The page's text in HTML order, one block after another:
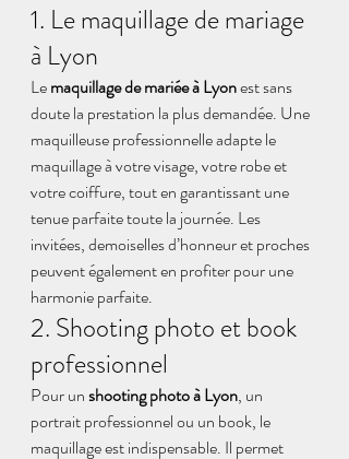
1. Le maquillage de mariage
à Lyon
Le maquillage de mariée à Lyon est sans
doute la prestation la plus demandée. Une
maquilleuse professionnelle adapte le
maquillage à votre visage, votre robe et
votre coiffure, tout en garantissant une
tenue parfaite toute la journée. Les
invitées, demoiselles d’honneur et proches
peuvent également en profiter pour une
harmonie parfaite.
2. Shooting photo et book
professionnel
Pour un shooting photo à Lyon, un
portrait professionnel ou un book, le
maquillage est indispensable. Il permet